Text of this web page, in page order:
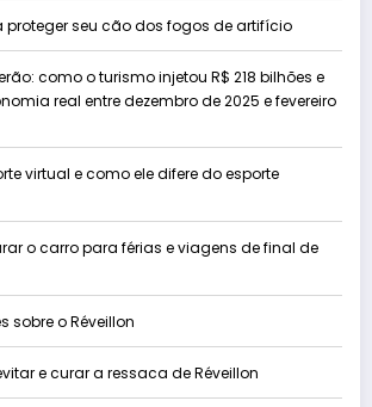
proteger seu cão dos fogos de artifício
como o turismo injetou R$ 218 bilhões e
real entre dezembro de 2025 e fevereiro
virtual e como ele difere do esporte
o carro para férias e viagens de final de
sobre o Réveillon
e curar a ressaca de Réveillon